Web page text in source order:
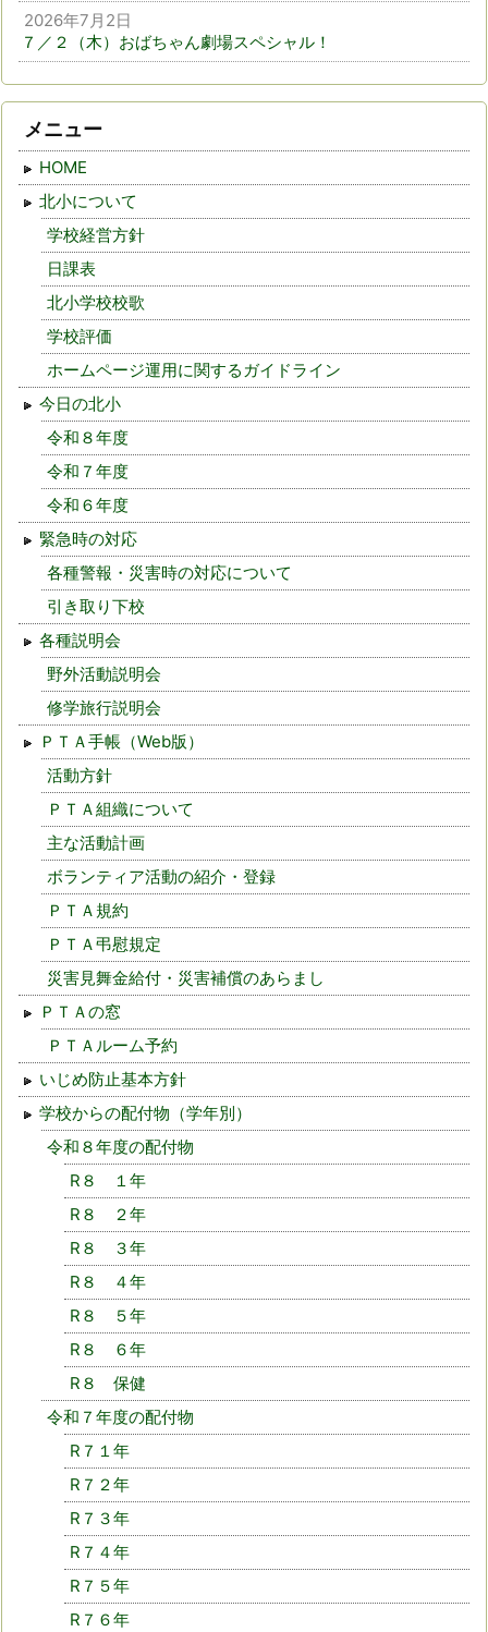
2026年7月2日
７／２（木）おばちゃん劇場スペシャル！
メニュー
HOME
北小について
学校経営方針
日課表
北小学校校歌
学校評価
ホームページ運用に関するガイドライン
今日の北小
令和８年度
令和７年度
令和６年度
緊急時の対応
各種警報・災害時の対応について
引き取り下校
各種説明会
野外活動説明会
修学旅行説明会
ＰＴＡ手帳（Web版）
活動方針
ＰＴＡ組織について
主な活動計画
ボランティア活動の紹介・登録
ＰＴＡ規約
ＰＴＡ弔慰規定
災害見舞金給付・災害補償のあらまし
ＰＴＡの窓
ＰＴＡルーム予約
いじめ防止基本方針
学校からの配付物（学年別）
令和８年度の配付物
R８ １年
R８ ２年
R８ ３年
R８ ４年
R８ ５年
R８ ６年
R８ 保健
令和７年度の配付物
R７１年
R７２年
R７３年
R７４年
R７５年
R７６年